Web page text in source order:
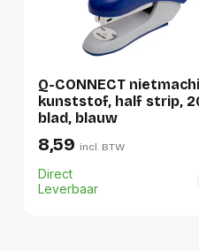
Q-CONNECT
kunststof, half strip,
blad, blauw
8,59 incl. BTW
Direct
Leverbaar